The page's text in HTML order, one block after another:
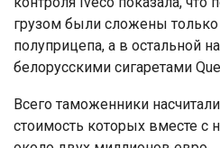
грузом были сложены только
полуприцепа, а в остальной
белорусскими сигаретами
Всего таможенники
стоимость которых вместе с